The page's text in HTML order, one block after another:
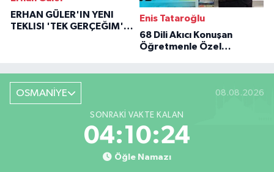
ERHAN GÜLER'IN YENI
TEKLISI 'TEK GERÇEĞIM'LE
Enis Tataroğlu
68 Dili Akıcı Konuşan
Öğretmenle Özel
OSMANİYE 08.08.2026
SONRAKI VAKTE KALAN
04:10:23
Öğle Namazı